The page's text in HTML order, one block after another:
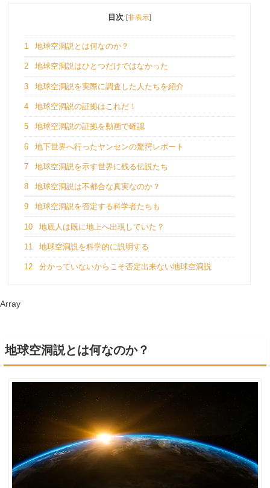
目次 [非表示]
1 地球空洞説とは何なのか？
2 地球空洞説はひとつだけではなかった
3 地球空洞説を実際に調査した人たちを紹介
4 地球空洞説の証拠はこれだ！
5 地球空洞説の証拠を動画で確認
6 地下世界へ行ったヤンセンの驚愕レポート
7 地球空洞説を示す世界に残る伝説たち
8 地球空洞説は不都合な真実なのか？
9 地球空洞説を否定する科学者たちも
10 地底人は既に地上へ出現していた？
11 地球空洞説を科学的に説明する
12 分かっていないからこそ否定出来ない地球空洞説
Array
地球空洞説とは何なのか？